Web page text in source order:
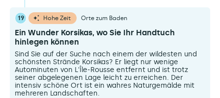
19 Hohe Zeit Orte zum Baden
Ein Wunder Korsikas, wo Sie Ihr Handtuch
hinlegen können
Sind Sie auf der Suche nach einem der wildesten und
schönsten Strände Korsikas? Er liegt nur wenige
Autominuten von L'Île-Rousse entfernt und ist trotz
seiner abgelegenen Lage leicht zu erreichen. Der
intensiv schöne Ort ist ein wahres Naturgemälde mit
mehreren Landschaften.